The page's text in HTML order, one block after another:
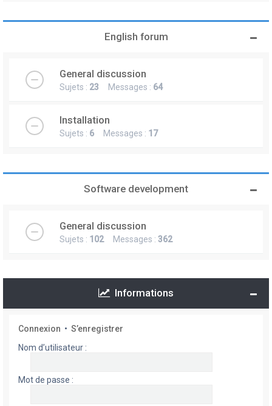
English forum
General discussion
Sujets : 23 Messages : 64
Installation
Sujets : 6 Messages : 17
Software development
General discussion
Sujets : 102Messages : 362
Informations
Connexion • S’enregistrer
Nom d’utilisateur :
Mot de passe :